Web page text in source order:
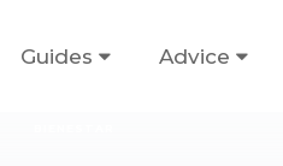
Guides Advice